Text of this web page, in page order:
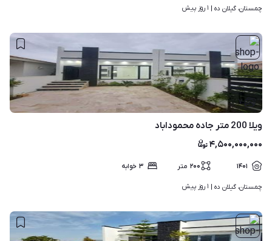
چمستان، گیلان ده | ۱ روز پیش
۷
ویلا 200 متر جاده محموداباد
۴,۵۰۰,۰۰۰,۰۰۰
۱۴۰۱ ۲۰۰ متر ۳ خوابه
چمستان، گیلان ده | ۱ روز پیش